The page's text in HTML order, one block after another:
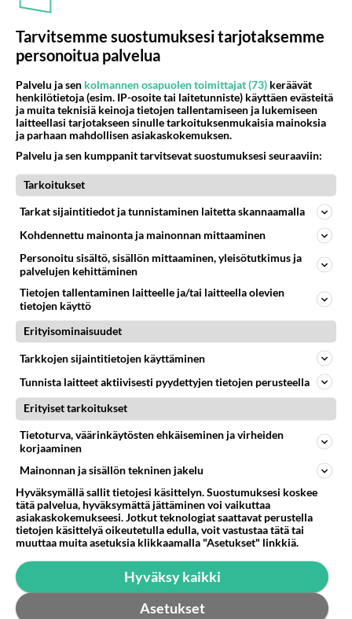
kiihdytti kotisohvilla - Nämä
naiset olivat todellisia tyyli-
ikoneja!
PARAS LEFFA IKINÄ
Paras leffa ikinä: Nauris.fin
vieraana Ernest Lawson
Tarvitsemme suostumuksesi tarjotaksemme
personoitua palvelua
Palvelu ja sen kolmannen osapuolen toimittajat (73) keräävät
henkilötietoja (esim. IP-osoite tai laitetunniste) käyttäen evästeitä
ja muita teknisiä keinoja tietojen tallentamiseen ja lukemiseen
laitteellasi tarjotakseen sinulle tarkoituksenmukaisia mainoksia
ja parhaan mahdollisen asiakaskokemuksen.
Palvelu ja sen kumppanit tarvitsevat suostumuksesi seuraaviin:
Tarkoitukset
Tarkat sijaintitiedot ja tunnistaminen laitetta skannaamalla
Kohdennettu mainonta ja mainonnan mittaaminen
Personoitu sisältö, sisällön mittaaminen, yleisötutkimus ja
palvelujen kehittäminen
Tietojen tallentaminen laitteelle ja/tai laitteella olevien
tietojen käyttö
Erityisominaisuudet
Tarkkojen sijaintitietojen käyttäminen
Tunnista laitteet aktiivisesti pyydettyjen tietojen perusteella
Erityiset tarkoitukset
Tietoturva, väärinkäytösten ehkäiseminen ja virheiden
korjaaminen
Mainonnan ja sisällön tekninen jakelu
Hyväksymällä sallit tietojesi käsittelyn. Suostumuksesi koskee
tätä palvelua, hyväksymättä jättäminen voi vaikuttaa
asiakaskokemukseesi. Jotkut teknologiat saattavat perustella
tietojen käsittelyä oikeutetulla edulla, voit vastustaa tätä tai
muuttaa muita asetuksia klikkaamalla "Asetukset" linkkiä.
Hyväksy kaikki
Asetukset